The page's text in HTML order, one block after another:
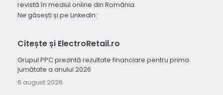
revistă în mediul online din România.
Ne găsești și pe LinkedIn:
Citește și ElectroRetail.ro
Grupul PPC prezintă rezultate financiare pentru prima
jumătate a anului 2026
6 august 2026